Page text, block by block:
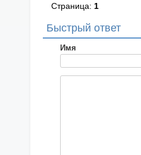
Страница: 1
Быстрый ответ
Имя